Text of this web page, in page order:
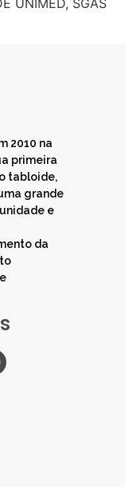
UNIMED, SGAS
2010 na
primeira
tabloide,
grande
e
da